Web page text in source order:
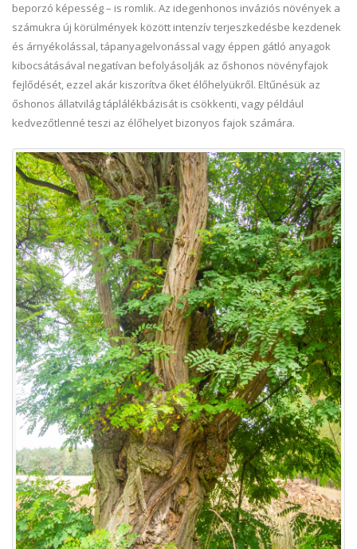
beporzó képesség – is romlik. Az idegenhonos inváziós növények a
számukra új körülmények között intenzív terjeszkedésbe kezdenek
és árnyékolással, tápanyagelvonással vagy éppen gátló anyagok
kibocsátásával negatívan befolyásolják az őshonos növényfajok
fejlődését, ezzel akár kiszorítva őket élőhelyükről. Eltűnésük az
őshonos állatvilág táplálékbázisát is csökkenti, vagy például
kedvezőtlenné teszi az élőhelyet bizonyos fajok számára.